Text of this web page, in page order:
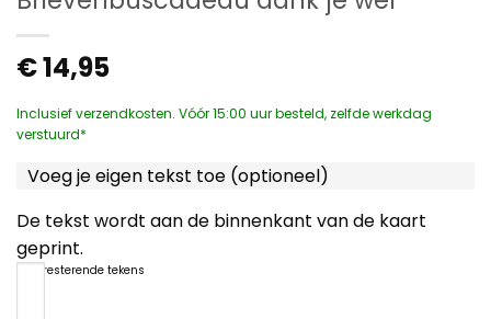
€14,95
Inclusief verzendkosten. Vóór 15:00 uur besteld, zelfde werkdag
verstuurd*
Voeg je eigen tekst toe (optioneel)
De tekst wordt aan de binnenkant van de kaart
geprint.
resterende tekens